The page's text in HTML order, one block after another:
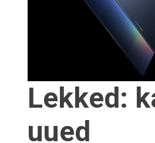
Lekked:
uued